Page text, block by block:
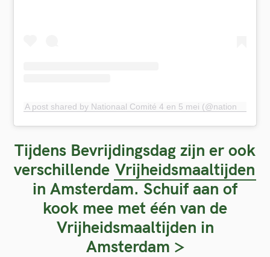
Tijdens Bevrijdingsdag zijn er ook
verschillende Vrijheidsmaaltijden
in Amsterdam. Schuif aan of
kook mee met één van de
Vrijheidsmaaltijden in
Amsterdam >